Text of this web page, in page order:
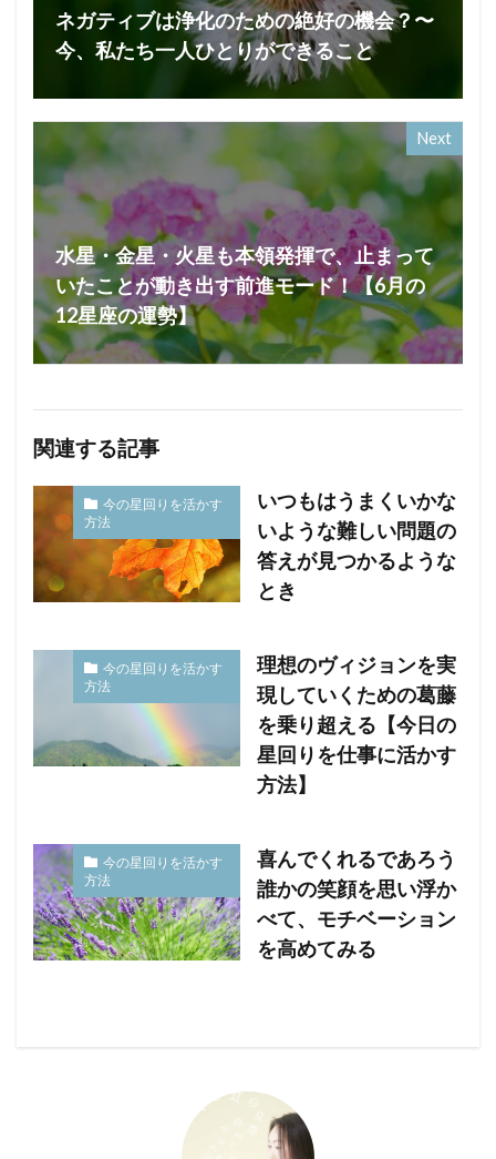
ネガティブは浄化のための絶好の機会？〜
今、私たち一人ひとりができること
Next
水星・金星・火星も本領発揮で、止まって
いたことが動き出す前進モード！【6月の
12星座の運勢】
関連する記事
今の星回りを活かす
方法
いつもはうまくいかな
いような難しい問題の
答えが見つかるような
とき
今の星回りを活かす
方法
理想のヴィジョンを実
現していくための葛藤
を乗り超える【今日の
星回りを仕事に活かす
方法】
今の星回りを活かす
方法
喜んでくれるであろう
誰かの笑顔を思い浮か
べて、モチベーション
を高めてみる